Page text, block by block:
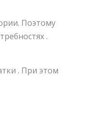
Поэтому
.
. При этом